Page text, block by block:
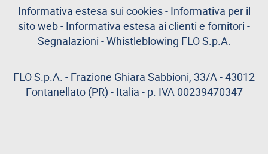
Informativa estesa sui cookies- Informativa per il
sito web- Informativa estesa ai clienti e fornitori -
Segnalazioni -Whistleblowing FLO S.p.A.
FLO S.p.A. - Frazione Ghiara Sabbioni, 33/A - 43012
Fontanellato (PR) - Italia - p. IVA 00239470347